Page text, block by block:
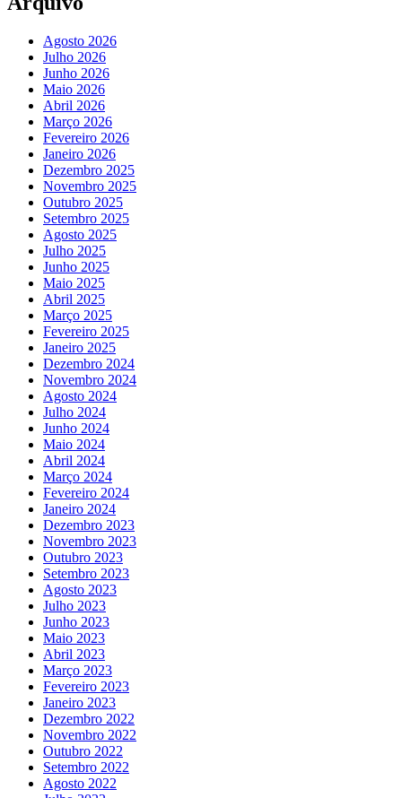
Agosto 2026
Julho 2026
Junho 2026
Maio 2026
Abril 2026
Março 2026
Fevereiro 2026
Janeiro 2026
Dezembro 2025
Novembro 2025
Outubro 2025
Setembro 2025
Agosto 2025
Julho 2025
Junho 2025
Maio 2025
Abril 2025
Março 2025
Fevereiro 2025
Janeiro 2025
Dezembro 2024
Novembro 2024
Agosto 2024
Julho 2024
Junho 2024
Maio 2024
Abril 2024
Março 2024
Fevereiro 2024
Janeiro 2024
Dezembro 2023
Novembro 2023
Outubro 2023
Setembro 2023
Agosto 2023
Julho 2023
Junho 2023
Maio 2023
Abril 2023
Março 2023
Fevereiro 2023
Janeiro 2023
Dezembro 2022
Novembro 2022
Outubro 2022
Setembro 2022
Agosto 2022